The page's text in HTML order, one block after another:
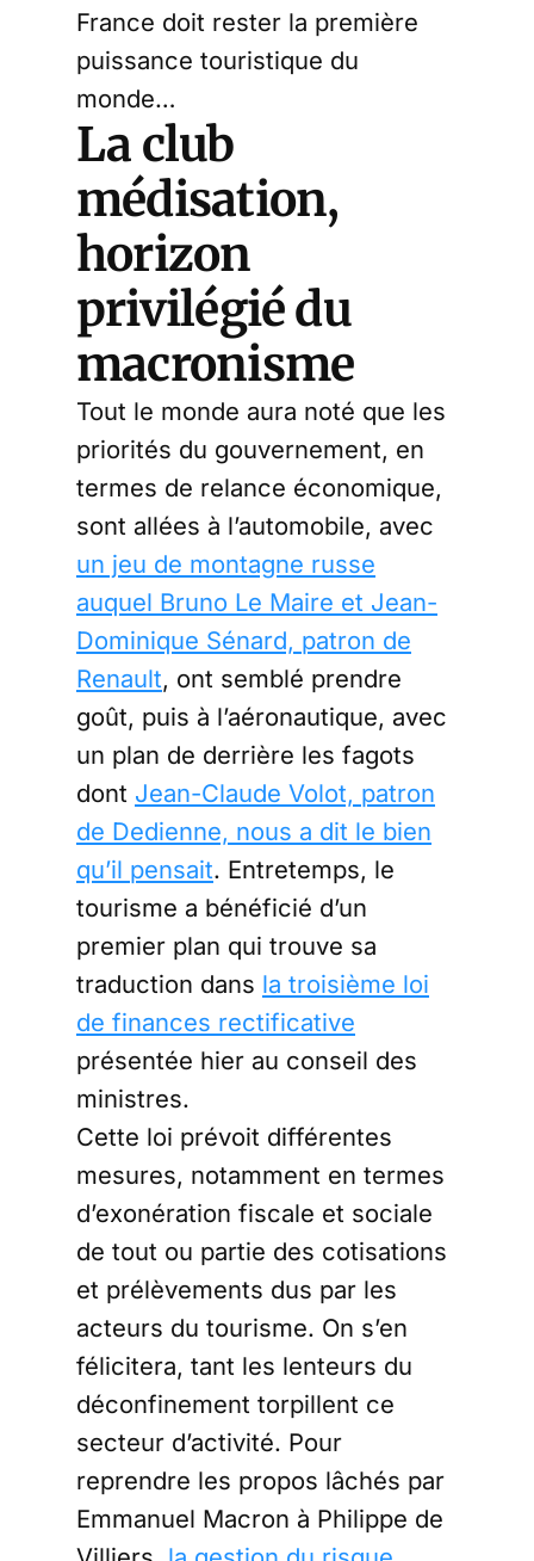
France doit rester la première
puissance touristique du
monde…
La club
médisation,
horizon
privilégié du
macronisme
Tout le monde aura noté que les
priorités du gouvernement, en
termes de relance économique,
sont allées à l’automobile, avec
un jeu de montagne russe
auquel Bruno Le Maire et Jean-
Dominique Sénard, patron de
Renault, ont semblé prendre
goût, puis à l’aéronautique, avec
un plan de derrière les fagots
dont Jean-Claude Volot, patron
de Dedienne, nous a dit le bien
qu’il pensait. Entretemps, le
tourisme a bénéficié d’un
premier plan qui trouve sa
traduction dans la troisième loi
de finances rectificative
présentée hier au conseil des
ministres.
Cette loi prévoit différentes
mesures, notamment en termes
d’exonération fiscale et sociale
de tout ou partie des cotisations
et prélèvements dus par les
acteurs du tourisme. On s’en
félicitera, tant les lenteurs du
déconfinement torpillent ce
secteur d’activité. Pour
reprendre les propos lâchés par
Emmanuel Macron à Philippe de